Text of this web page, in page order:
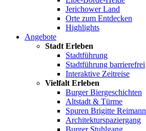
Jerichower Land
Orte zum Entdecken
Highlights
Angebote
Stadt Erleben
Stadtführung
Stadtführung barrierefrei
Interaktive Zeitreise
Vielfalt Erleben
Burger Biergeschichten
Altstadt & Türme
Spuren Brigitte Reimann
Architekturspaziergang
Burger Stuhlgang